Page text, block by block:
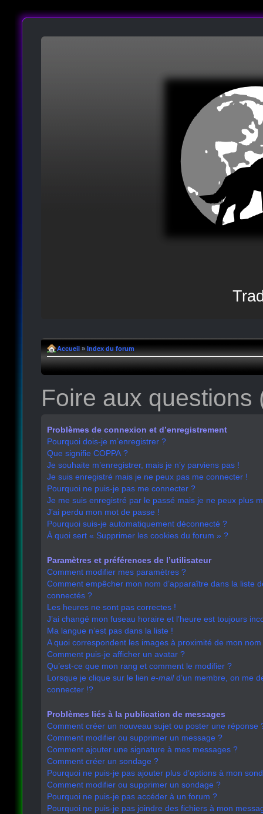
Accueil » Index du forum
Foire aux
Problèmes de connexion et d’enregistrement
Pourquoi dois-je m’enregistrer ?
Que signifie COPPA ?
Je souhaite m’enregistrer, mais je n’y parviens pas !
Je suis enregistré mais je ne peux pas me connecter !
Pourquoi ne puis-je pas me connecter ?
Je me suis enregistré par le passé mais je ne peux plus
J’ai perdu mon mot de passe !
Pourquoi suis-je automatiquement déconnecté ?
À quoi sert « Supprimer les cookies du forum » ?
Paramètres et préférences de l’utilisateur
Comment modifier mes paramètres ?
Comment empêcher mon nom d’apparaître dans la liste
connectés ?
Les heures ne sont pas correctes !
J’ai changé mon fuseau horaire et l’heure est toujours
Ma langue n’est pas dans la liste !
A quoi correspondent les images à proximité de mon nom
Comment puis-je afficher un avatar ?
Qu’est-ce que mon rang et comment le modifier ?
Lorsque je clique sur le lien e-maild’un membre, on me
connecter !?
Problèmes liés à la publication de messages
Comment créer un nouveau sujet ou poster une réponse
Comment modifier ou supprimer un message ?
Comment ajouter une signature à mes messages ?
Comment créer un sondage ?
Pourquoi ne puis-je pas ajouter plus d’options à mon
Comment modifier ou supprimer un sondage ?
Pourquoi ne puis-je pas accéder à un forum ?
Pourquoi ne puis-je pas joindre des fichiers à mon